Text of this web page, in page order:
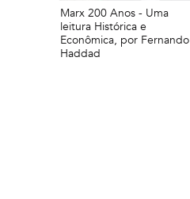
Marx 200 Anos - Uma
leitura Histórica e
Econômica, por Fernando
Haddad